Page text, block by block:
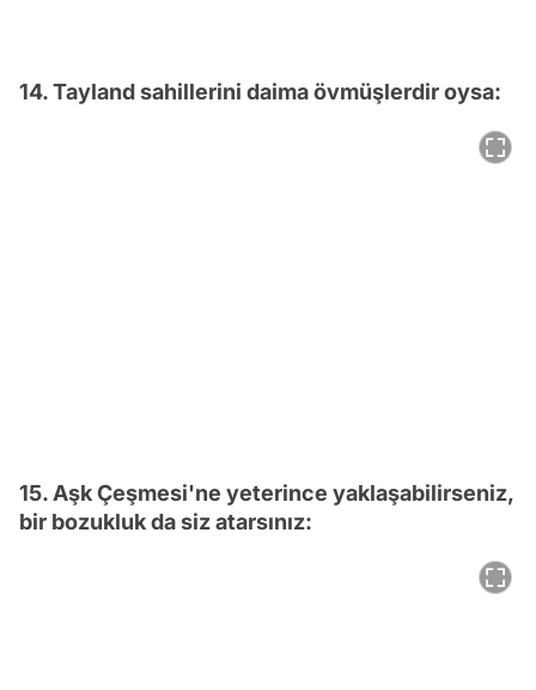
14. Tayland sahillerini daima övmüşlerdir oysa:
15. Aşk Çeşmesi'ne yeterince yaklaşabilirseniz,
bir bozukluk da siz atarsınız: